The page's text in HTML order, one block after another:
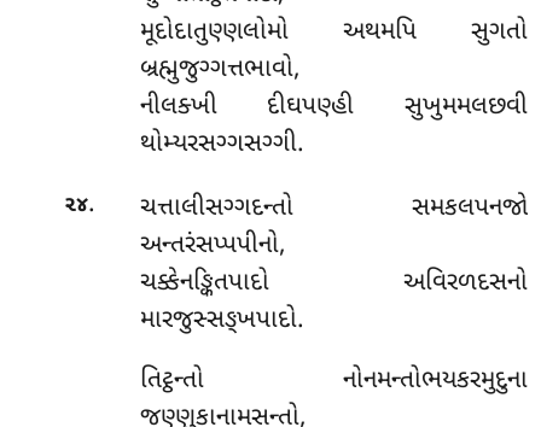
મૂદોદાતુણ્ણલોમો અથમપિ સુગતો
બ્રહ્મુજુગ્ગત્તભાવો,
નીલક્ખી દીઘપણ્હી સુખુમમલછવી
થોમ્યરસગ્ગસગ્ગી.
૨૪.
ચત્તાલીસગ્ગદન્તો સમકલપનજો
અન્તરંસપ્પપીનો,
ચક્કેનઙ્કિતપાદો અવિરળદસનો
મારજુસ્સઙ્ખપાદો.
તિટ્ઠન્તો નોનમન્તોભયકરમુદુના
જણ્ણુકાનામસન્તો,